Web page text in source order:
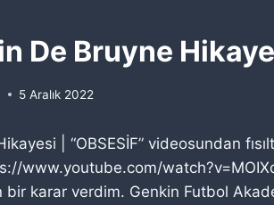
De Bruyne
5 Aralık 2022
| “OBSESİF” videosundan
www.youtube.com/
bir karar verdim. Genkin Futbol